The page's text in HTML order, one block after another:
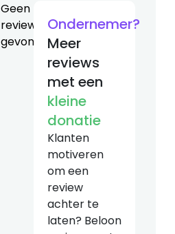
Geen
reviews
gevonden
Ondernemer?
Meer
reviews
met een
kleine
donatie
Klanten
motiveren
om een
review
achter te
laten? Beloon